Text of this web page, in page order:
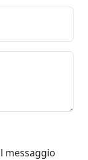
messaggio